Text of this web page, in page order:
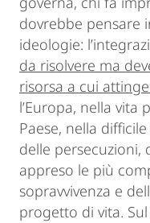
dovrebbe pensare
ideologie:
da risolvere ma
risorsa a cui
l’Europa, nella
Paese, nella
delle persecuzioni,
appreso le più
sopravvivenza e
progetto di vita.